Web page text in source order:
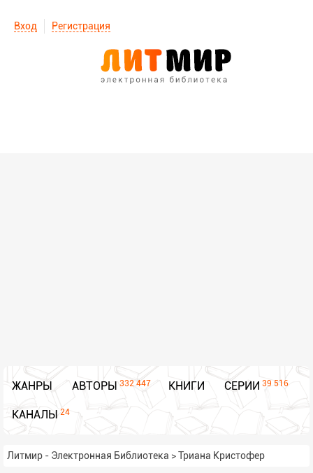
Вход Регистрация
ЖАНРЫ АВТОРЫ 332 447 КНИГИ СЕРИИ 39 516
КАНАЛЫ 24
Литмир - Электронная Библиотека >Триана Кристофер